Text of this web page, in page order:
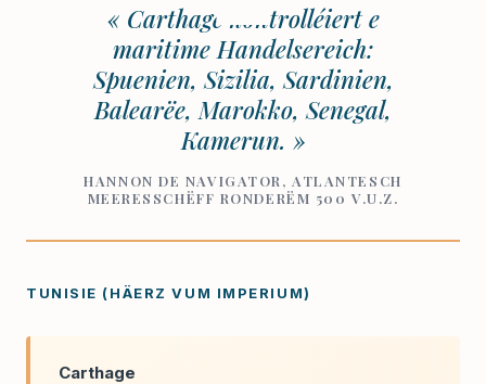
« Carthage kontrolléiert e
maritime Handelsereich:
Spuenien, Sizilia, Sardinien,
Balearëe, Marokko, Senegal,
Kamerun. »
HANNON DE NAVIGATOR, ATLANTESCH
MEERESSCHËFF RONDERËM 500 V.U.Z.
TUNISIE (HÄERZ VUM IMPERIUM)
Carthage